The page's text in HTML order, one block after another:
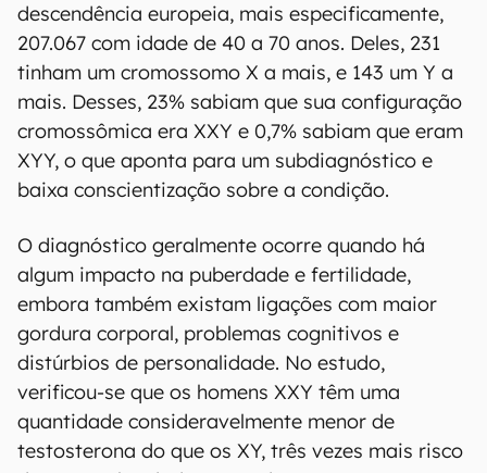
descendência europeia, mais especificamente,
207.067 com idade de 40 a 70 anos. Deles, 231
tinham um cromossomo X a mais, e 143 um Y a
mais. Desses, 23% sabiam que sua configuração
cromossômica era XXY e 0,7% sabiam que eram
XYY, o que aponta para um subdiagnóstico e
baixa conscientização sobre a condição.
O diagnóstico geralmente ocorre quando há
algum impacto na puberdade e fertilidade,
embora também existam ligações com maior
gordura corporal, problemas cognitivos e
distúrbios de personalidade. No estudo,
verificou-se que os homens XXY têm uma
quantidade consideravelmente menor de
testosterona do que os XY, três vezes mais risco